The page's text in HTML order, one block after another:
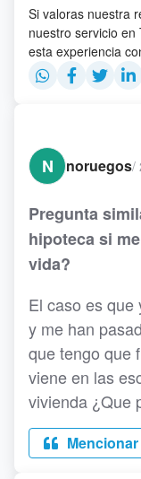
Si valoras nuestra
nuestro servicio
esta experiencia
N
noruegos/
Pregunta
hipoteca si
vida?
El caso es que
y me han
que tengo que
viene en las
vivienda ¿Que
Mencionar